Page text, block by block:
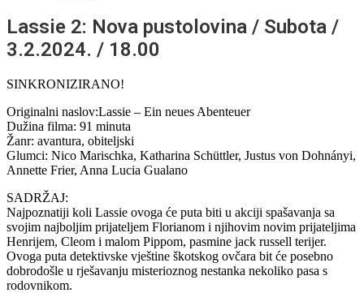
Lassie 2: Nova pustolovina / Subota /
3.2.2024. / 18.00
SINKRONIZIRANO!
Originalni naslov:Lassie – Ein neues Abenteuer
Dužina filma: 91 minuta
Žanr: avantura, obiteljski
Glumci: Nico Marischka, Katharina Schüttler, Justus von Dohnányi,
Annette Frier, Anna Lucia Gualano
SADRŽAJ:
Najpoznatiji koli Lassie ovoga će puta biti u akciji spašavanja sa
svojim najboljim prijateljem Florianom i njihovim novim prijateljima
Henrijem, Cleom i malom Pippom, pasmine jack russell terijer.
Ovoga puta detektivske vještine škotskog ovčara bit će posebno
dobrodošle u rješavanju misterioznog nestanka nekoliko pasa s
rodovnikom.